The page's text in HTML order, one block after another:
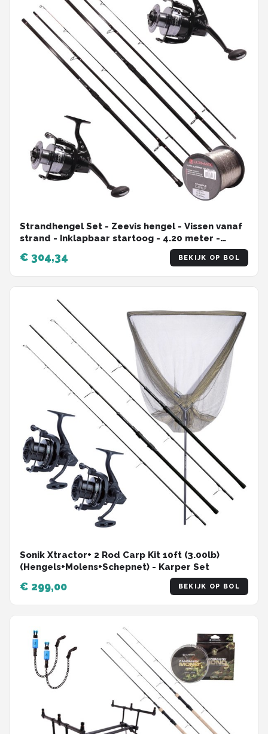
Strandhengel Set - Zeevis hengel - Vissen vanaf
strand - Inklapbaar startoog - 4.20 meter -
€ 304,34 BEKIJK OP BOL
Sonik Xtractor+ 2 Rod Carp Kit 10ft (3.00lb)
(Hengels+Molens+Schepnet) - Karper Set
€ 299,00 BEKIJK OP BOL